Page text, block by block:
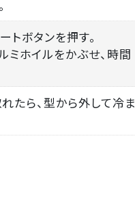
トボタンを押す。
ミホイルをかぶせ、時間
たら、型から外して冷ま